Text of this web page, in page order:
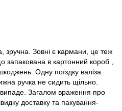
зручна. Зовні є кармани, це теж
запакована в картонний короб ,
Одну поїздку валіза
ручка не сидить щільно.
Загалом враження про
доставку та пакування-